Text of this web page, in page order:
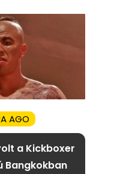
AGO
a Kickboxer
Bangkokban